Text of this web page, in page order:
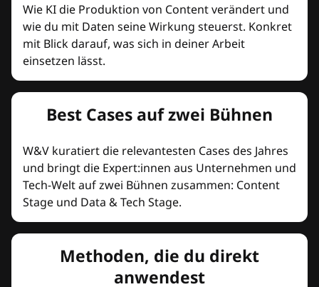
Wie KI die Produktion von Content verändert und
wie du mit Daten seine Wirkung steuerst. Konkret
mit Blick darauf, was sich in deiner Arbeit
einsetzen lässt.
Best Cases auf zwei Bühnen
W&V kuratiert die relevantesten Cases des Jahres
und bringt die Expert:innen aus Unternehmen und
Tech-Welt auf zwei Bühnen zusammen: Content
Stage und Data & Tech Stage.
Methoden, die du direkt
anwendest